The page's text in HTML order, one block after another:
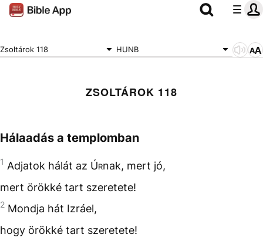
Zsoltárok 118 HUNB
ZSOLTÁROK 118
Hálaadás a templomban
1 Adjatok hálát az Úrnak, mert jó,
mert örökké tart szeretete!
2 Mondja hát Izráel,
hogy örökké tart szeretete!